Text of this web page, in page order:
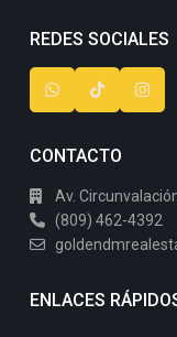
REDES SOCIALES
CONTACTO
Av.
(809) 462-4392
ENLACES